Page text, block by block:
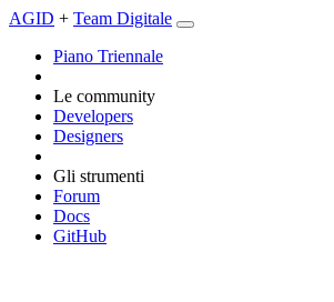
AGID + Team Digitale
Piano Triennale
Le community
Developers
Designers
Gli strumenti
Forum
Docs
GitHub